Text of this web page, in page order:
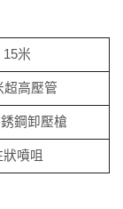
15米
超高壓管
鋼卸壓槍
狀噴咀